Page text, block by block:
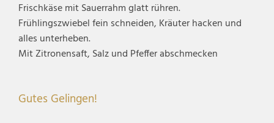
Frischkäse mit Sauerrahm glatt rühren.
Frühlingszwiebel fein schneiden, Kräuter hacken und
alles unterheben.
Mit Zitronensaft, Salz und Pfeffer abschmecken
Gutes Gelingen!